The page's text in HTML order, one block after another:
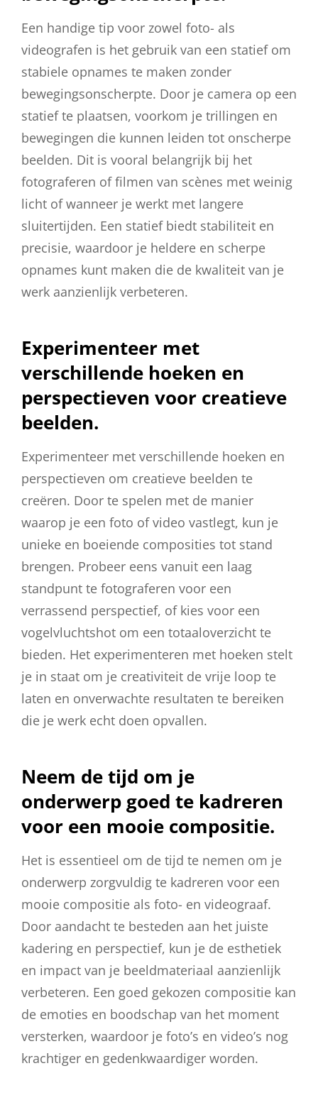
Een handige tip voor zowel foto- als
videografen is het gebruik van een statief om
stabiele opnames te maken zonder
bewegingsonscherpte. Door je camera op een
statief te plaatsen, voorkom je trillingen en
bewegingen die kunnen leiden tot onscherpe
beelden. Dit is vooral belangrijk bij het
fotograferen of filmen van scènes met weinig
licht of wanneer je werkt met langere
sluitertijden. Een statief biedt stabiliteit en
precisie, waardoor je heldere en scherpe
opnames kunt maken die de kwaliteit van je
werk aanzienlijk verbeteren.
Experimenteer met
verschillende hoeken en
perspectieven voor creatieve
beelden.
Experimenteer met verschillende hoeken en
perspectieven om creatieve beelden te
creëren. Door te spelen met de manier
waarop je een foto of video vastlegt, kun je
unieke en boeiende composities tot stand
brengen. Probeer eens vanuit een laag
standpunt te fotograferen voor een
verrassend perspectief, of kies voor een
vogelvluchtshot om een totaaloverzicht te
bieden. Het experimenteren met hoeken stelt
je in staat om je creativiteit de vrije loop te
laten en onverwachte resultaten te bereiken
die je werk echt doen opvallen.
Neem de tijd om je
onderwerp goed te kadreren
voor een mooie compositie.
Het is essentieel om de tijd te nemen om je
onderwerp zorgvuldig te kadreren voor een
mooie compositie als foto- en videograaf.
Door aandacht te besteden aan het juiste
kadering en perspectief, kun je de esthetiek
en impact van je beeldmateriaal aanzienlijk
verbeteren. Een goed gekozen compositie kan
de emoties en boodschap van het moment
versterken, waardoor je foto’s en video’s nog
krachtiger en gedenkwaardiger worden.